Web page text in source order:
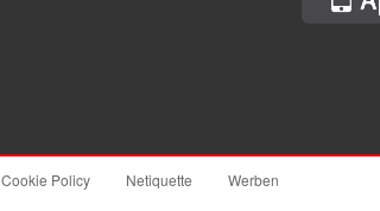
Cookie Policy Netiquette Werben